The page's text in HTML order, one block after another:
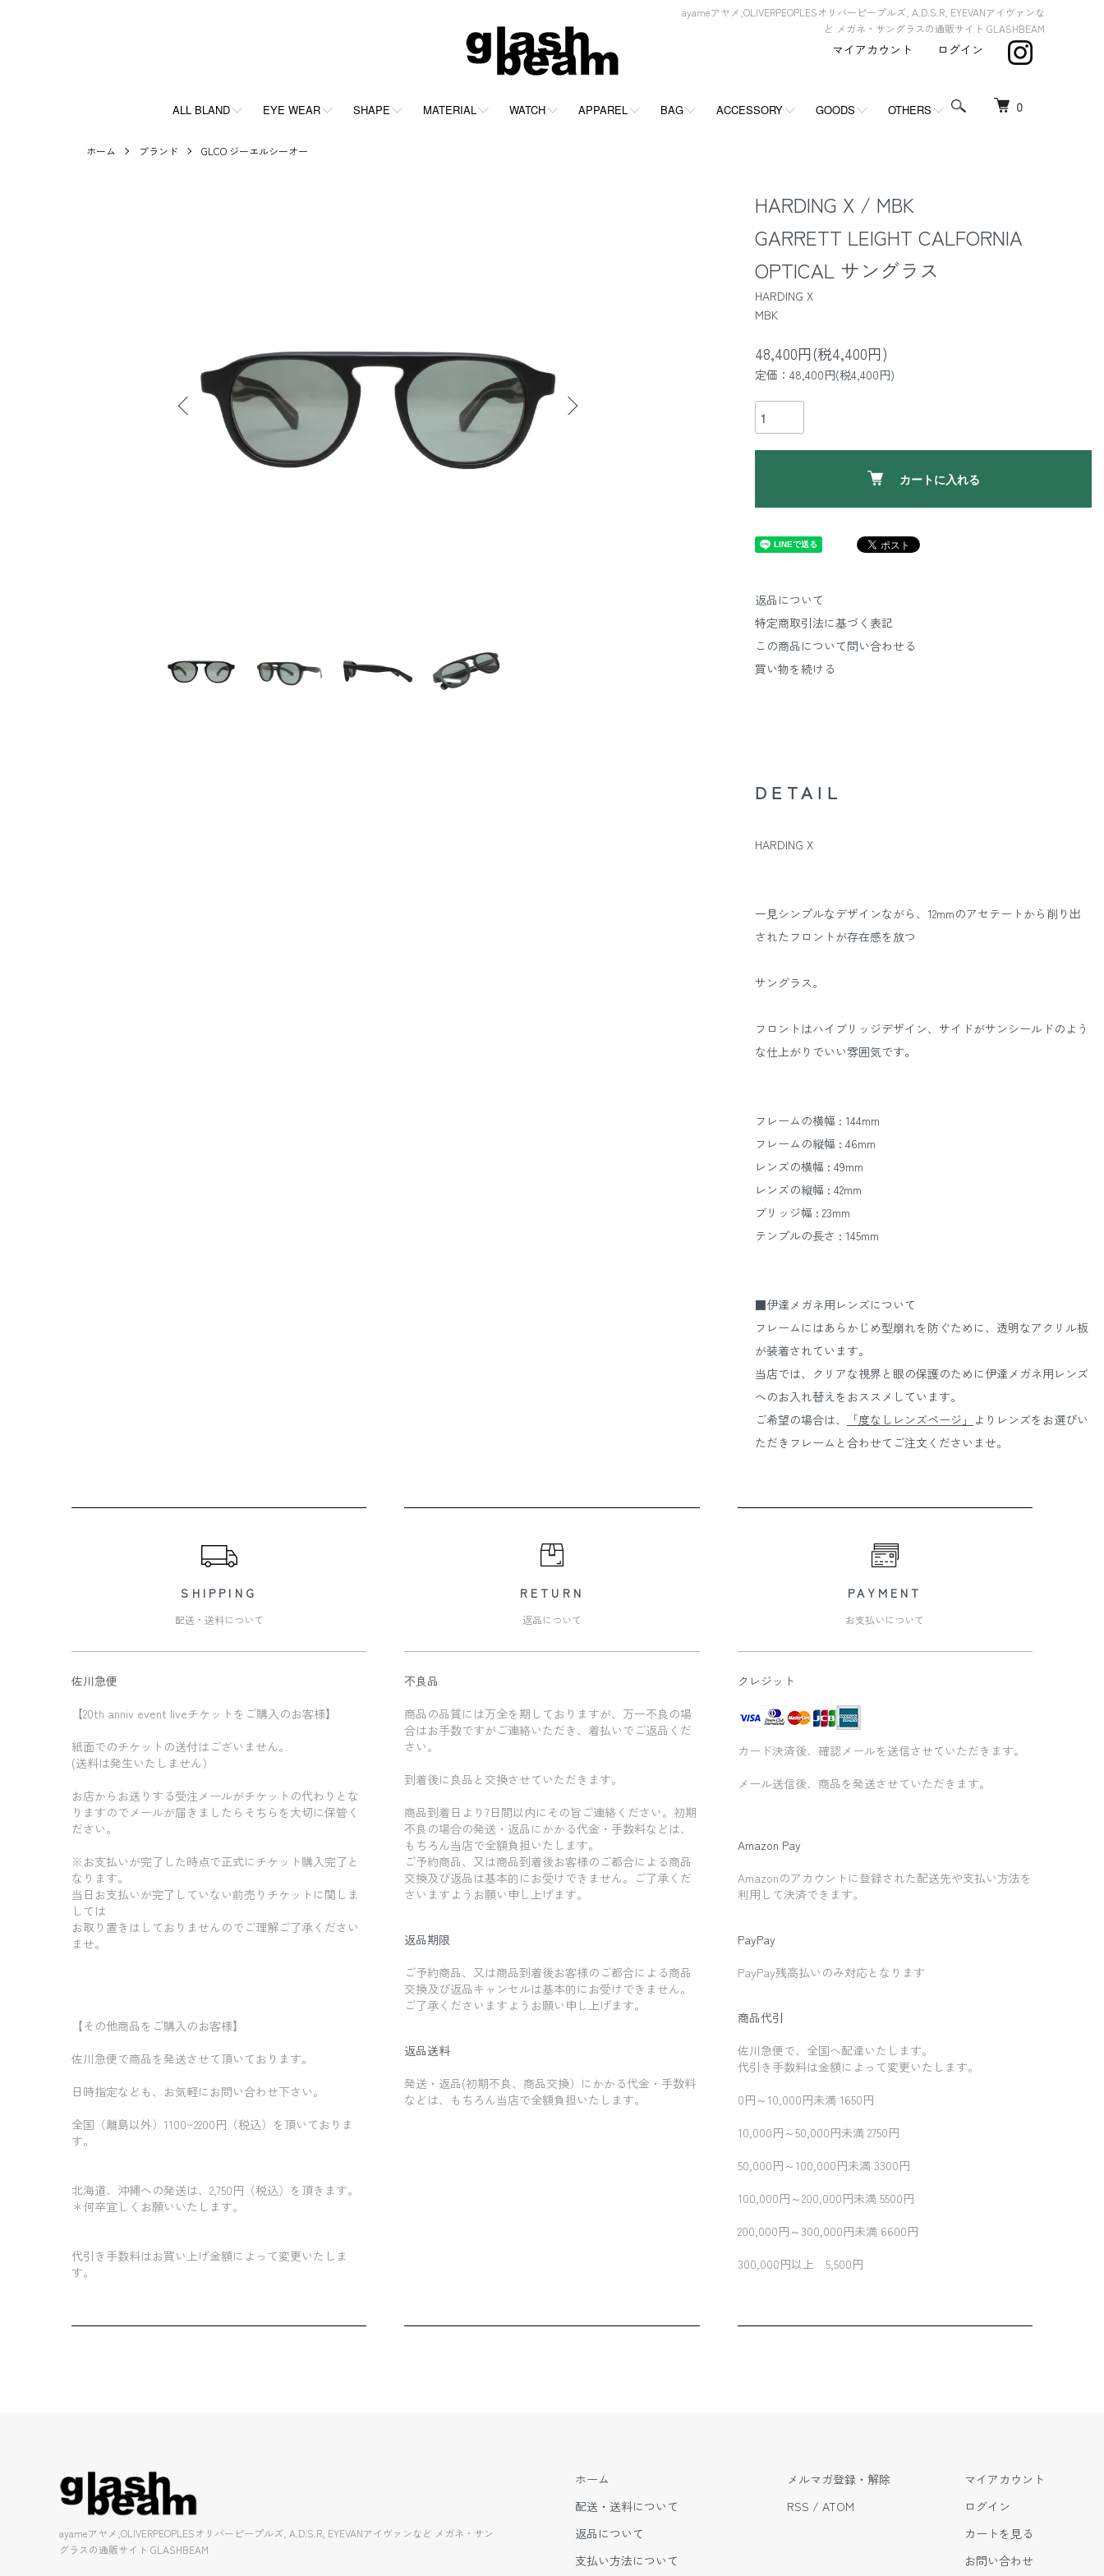
ayameアヤメ,OLIVERPEOPLESオリバーピープルズ, A.D.S.R, EYEVANアイヴァンな
ど メガネ・サングラスの通販サイト GLASHBEAM
0
ALL BLAND EYE WEAR SHAPE MATERIAL WATCH APPAREL BAG ACCESSORY GOODS OTHERS
マイアカウント ログイン
ホーム ブランド GLCO ジーエルシーオー
HARDING X / MBK
GARRETT LEIGHT CALFORNIA
OPTICAL サングラス
HARDING X
MBK
48,400円(税4,400円)
定価：48,400円(税4,400円)
カートに入れる
返品について
特定商取引法に基づく表記
この商品について問い合わせる
買い物を続ける
DETAIL
HARDING X
一見シンプルなデザインながら、12mmのアセテートから削り出
されたフロントが存在感を放つ
サングラス。
フロントはハイブリッジデザイン、サイドがサンシールドのよう
な仕上がりでいい雰囲気です。
フレームの横幅 : 144mm
フレームの縦幅 : 46mm
レンズの横幅 : 49mm
レンズの縦幅 : 42mm
ブリッジ幅 : 23mm
テンプルの長さ : 145mm
■伊達メガネ用レンズについて
フレームにはあらかじめ型崩れを防ぐために、透明なアクリル板
が装着されています。
当店では、クリアな視界と眼の保護のために伊達メガネ用レンズ
へのお入れ替えをおススメしています。
ご希望の場合は、
「度なしレンズページ」 よりレンズをお選びい
ただきフレームと合わせてご注文くださいませ。
SHIPPING
配送・送料について
佐川急便
【20th anniv event liveチケットをご購入のお客様】
紙面でのチケットの送付はございません。
(送料は発生いたしません）
お店からお送りする受注メールがチケットの代わりとな
りますのでメールが届きましたらそちらを大切に保管く
ださい。
※お支払いが完了した時点で正式にチケット購入完了と
なります。
当日お支払いが完了していない前売りチケットに関しま
しては
お取り置きはしておりませんのでご理解ご了承ください
ませ。
【その他商品をご購入のお客様】
佐川急便で商品を発送させて頂いております。
日時指定なども、お気軽にお問い合わせ下さい。
全国（離島以外）1100~2200円（税込）を頂いておりま
す。
北海道、沖縄への発送は、2,750円（税込）を頂きます。
＊何卒宜しくお願いいたします。
代引き手数料はお買い上げ金額によって変更いたしま
す。
RETURN
返品について
不良品
商品の品質には万全を期しておりますが、万一不良の場
合はお手数ですがご連絡いただき、着払いでご返品くだ
さい。
到着後に良品と交換させていただきます。
商品到着日より7日間以内にその旨ご連絡ください。初期
不良の場合の発送・返品にかかる代金・手数料などは、
もちろん当店で全額負担いたします。
ご予約商品、又は商品到着後お客様のご都合による商品
交換及び返品は基本的にお受けできません。ご了承くだ
さいますようお願い申し上げます。
返品期限
ご予約商品、又は商品到着後お客様のご都合による商品
交換及び返品キャンセルは基本的にお受けできません。
ご了承くださいますようお願い申し上げます。
返品送料
発送・返品(初期不良、商品交換）にかかる代金・手数料
などは、もちろん当店で全額負担いたします。
PAYMENT
お支払いについて
クレジット
カード決済後、確認メールを送信させていただきます。
メール送信後、商品を発送させていただきます。
Amazon Pay
Amazonのアカウントに登録された配送先や支払い方法を
利用して決済できます。
PayPay
PayPay残高払いのみ対応となります
商品代引
佐川急便で、全国へ配達いたします。
代引き手数料は金額によって変更いたします。
0円～10,000円未満 1650円
10,000円～50,000円未満 2750円
50,000円～100,000円未満 3300円
100,000円～200,000円未満 5500円
200,000円～300,000円未満 6600円
300,000円以上 5,500円
ayameアヤメ,OLIVERPEOPLESオリバーピープルズ, A.D.S.R, EYEVANアイヴァンなど メガネ・サン
グラスの通販サイト GLASHBEAM
ホーム
配送・送料について
返品について
支払い方法について
メルマガ登録・解除
RSS / ATOM
マイアカウント
ログイン
カートを見る
お問い合わせ